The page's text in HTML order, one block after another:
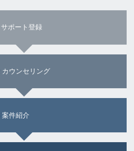
サポート登録
カウンセリング
案件紹介